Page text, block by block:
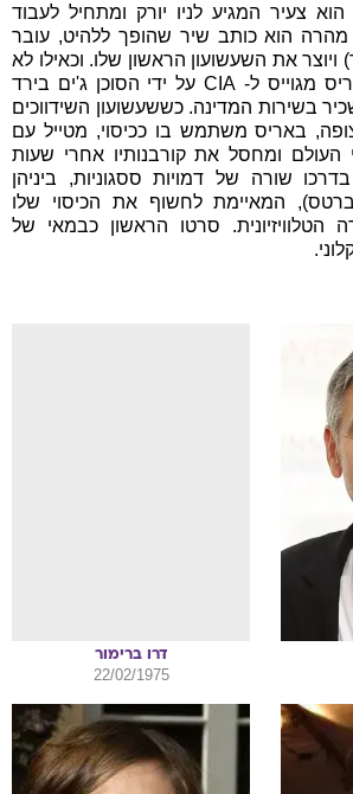
צעיר המגיע לניו יורק ומתחיל לעבוד
מהרה הוא כותב שיר שהופך ללהיט, עובר
ויוצר את השעשועון הראשון שלו. וכאילו לא
די בריגושים אלו, באריס מגוייס ל- CIA על ידי הסוכן ג'ים בירד
בשירות המדינה. כששעשועון השידווכים
באריס משתמש בו ככיסוי, מטייל עם
העולם ומחסל את קורבנותיו אחרי שעות
שורה של דמויות ססגוניות, ביניהן
המאיימת לחשוף את הכיסוי שלו
הטלוויזיונית. סרטו הראשון כבמאי של
דרו ברימור
22/02/1975